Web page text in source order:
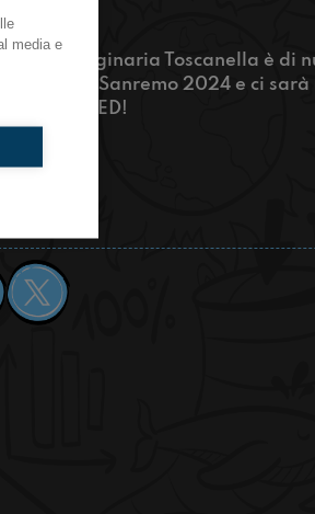
Toscanella è di
duetti di Sanremo 2024 e ci sarà
TUNED!
media e